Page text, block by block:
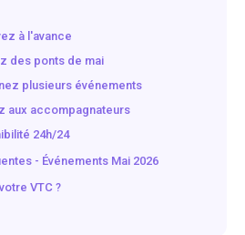
à l'avance
des ponts de mai
plusieurs événements
aux accompagnateurs
24h/24
- Événements Mai 2026
VTC ?